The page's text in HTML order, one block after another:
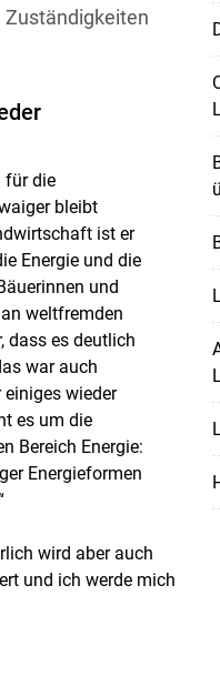
für die
bleibt
ist er
Energie und die
und
weltfremden
dass es deutlich
war auch
wieder
es um die
Bereich Energie:
Energieformen
wird aber auch
und ich werde mich